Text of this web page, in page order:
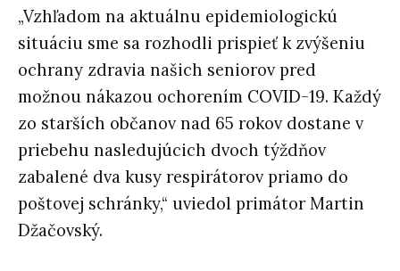
„Vzhľadom na aktuálnu epidemiologickú
situáciu sme sa rozhodli prispieť k zvýšeniu
ochrany zdravia našich seniorov pred
možnou nákazou ochorením COVID-19. Každý
zo starších občanov nad 65 rokov dostane v
priebehu nasledujúcich dvoch týždňov
zabalené dva kusy respirátorov priamo do
poštovej schránky,“ uviedol primátor Martin
Džačovský.